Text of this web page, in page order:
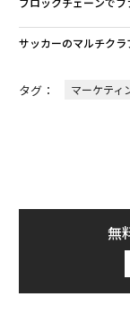
サッカーのマルチク
タグ： マーケティ
無